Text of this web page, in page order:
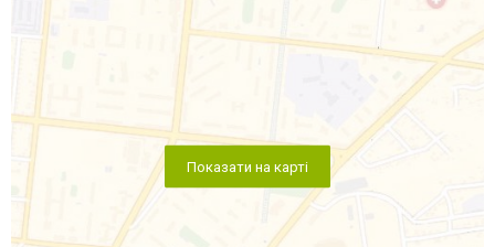
Показати на карті